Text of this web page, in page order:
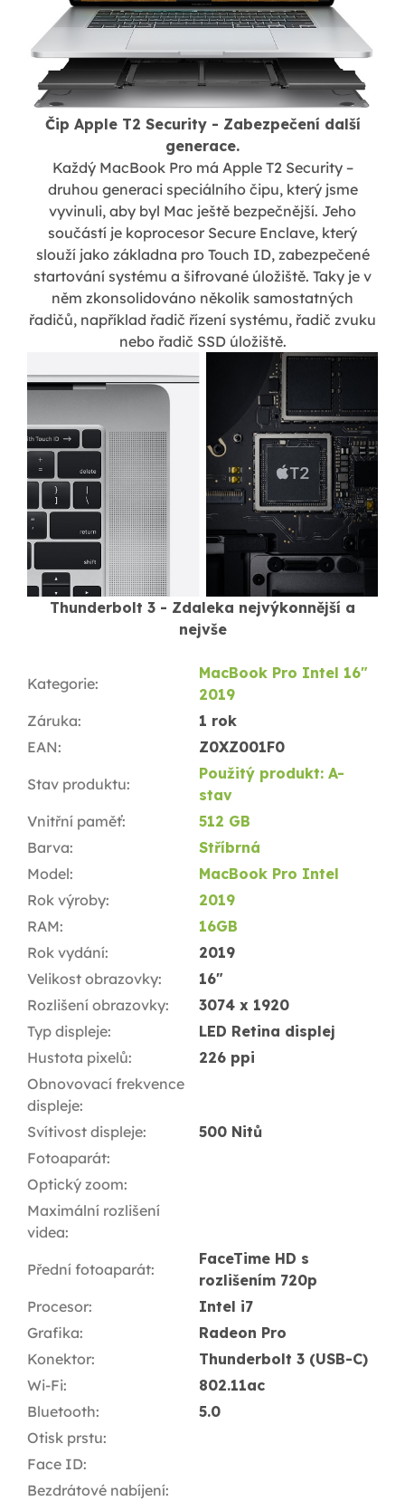
Čip Apple T2 Security - Zabezpečení další
generace.
Každý MacBook Pro má Apple T2 Security –
druhou generaci speciálního čipu, který jsme
vyvinuli, aby byl Mac ještě bezpečnější. Jeho
součástí je koprocesor Secure Enclave, který
slouží jako základna pro Touch ID, zabezpečené
startování systému a šifrované úložiště. Taky je v
něm zkonsolidováno několik samostatných
řadičů, například řadič řízení systému, řadič zvuku
nebo řadič SSD úložiště.
Thunderbolt 3 - Zdaleka nejvýkonnější a
nejvše
Kategorie:
MacBook Pro Intel 16"
2019
Záruka:
1 rok
EAN: Z0XZ001F0
Stav produktu:
Použitý produkt: A-
stav
Vnitřní paměť:
512 GB
Barva:
Stříbrná
Model:
MacBook Pro Intel
Rok výroby:
2019
RAM:
16GB
Rok vydání:
2019
Velikost obrazovky:
16"
Rozlišení obrazovky:
3074 x 1920
Typ displeje:
LED Retina displej
Hustota pixelů:
226 ppi
Obnovovací frekvence
displeje:
Svítivost displeje:
500 Nitů
Fotoaparát:
Optický zoom:
Maximální rozlišení
videa:
Přední fotoaparát:
FaceTime HD s
rozlišením 720p
Procesor:
Intel i7
Grafika:
Radeon Pro
Konektor:
Thunderbolt 3 (USB-C)
Wi-Fi:
802.11ac
Bluetooth:
5.0
Otisk prstu:
Face ID:
Bezdrátové nabíjení: